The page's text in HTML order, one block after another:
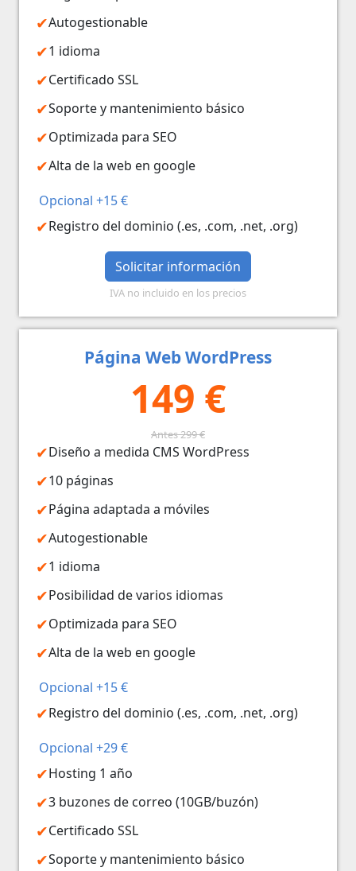
Autogestionable
1 idioma
Certificado SSL
Soporte y mantenimiento básico
Optimizada para SEO
Alta de la web en google
Opcional +15 €
Registro del dominio (.es, .com, .net, .org)
Solicitar información
IVA no incluido en los precios
Página Web WordPress
149 €
Antes 299 €
Diseño a medida CMS WordPress
10 páginas
Página adaptada a móviles
Autogestionable
1 idioma
Posibilidad de varios idiomas
Optimizada para SEO
Alta de la web en google
Opcional +15 €
Registro del dominio (.es, .com, .net, .org)
Opcional +29 €
Hosting 1 año
3 buzones de correo (10GB/buzón)
Certificado SSL
Soporte y mantenimiento básico